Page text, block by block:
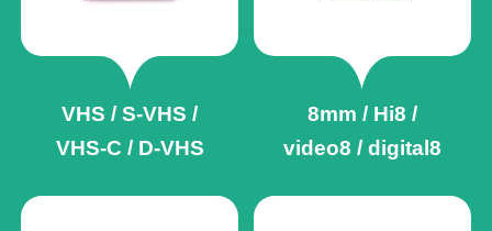
VHS / S-VHS /
VHS-C / D-VHS
8mm / Hi8 /
video8 / digital8